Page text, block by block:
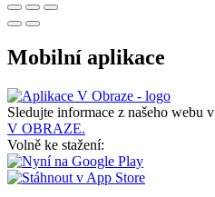
Mobilní aplikace
Sledujte informace z našeho webu v
V OBRAZE.
Volně ke stažení: